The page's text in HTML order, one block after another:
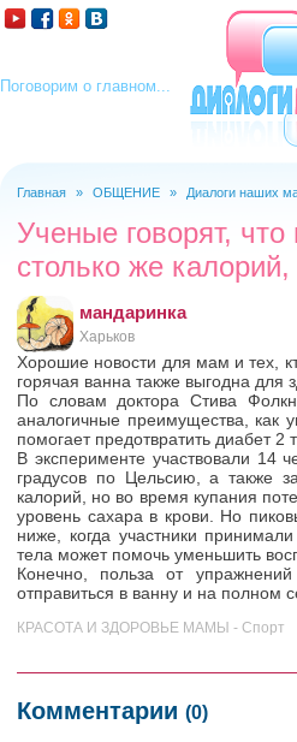
Поговорим о главном...
Главная » ОБЩЕНИЕ » Диалоги наших
Ученые говорят,
столько же
мандаринка
Харьков
Хорошие новости для мам и тех,
горячая ванна также выгодна для
По словам доктора Стива
аналогичные преимущества, как
помогает предотвратить диабет 2
В эксперименте участвовали 14
градусов по Цельсию, а также
калорий, но во время купания
уровень сахара в крови. Но
ниже, когда участники
тела может помочь уменьшить
Конечно, польза от
отправиться в ванну и на полном
КРАСОТА И ЗДОРОВЬЕ МАМЫ - Спорт
Комментарии (0)